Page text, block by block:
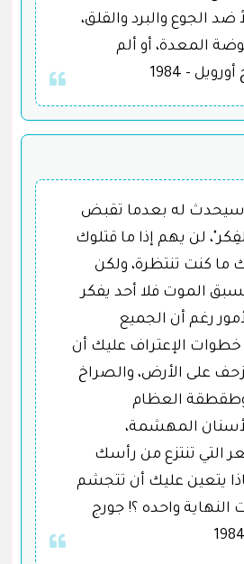
الجوع والبرد والقلق،
المعدة، أو ألم
- 1984
سيحدث له بعدما تقبض
لن يهم إذا ما قتلوك
ما كنت تنتظرة، ولكن
الموت فلا أحد يفكر
رغم أن الجميع
خطوات الإعتراف عليك أن
على الأرض، والصراخ
وطقطقة العظام
المهشمة،
التي تنتزع من رأسك
يتعين عليك أن تتجشم
النهاية واحده ؟! جورج